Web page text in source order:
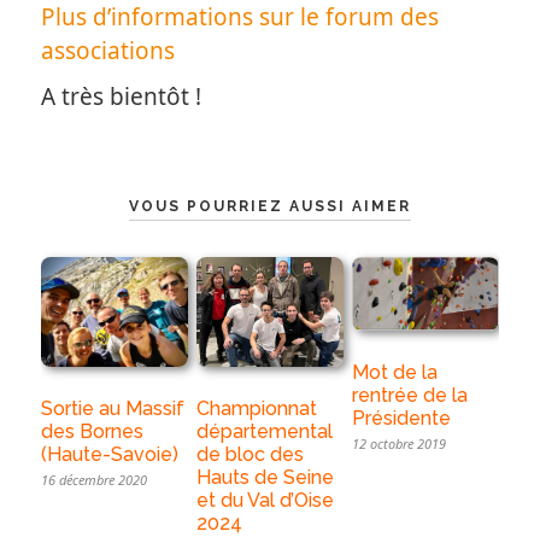
Plus d’informations sur le forum des
associations
A très bientôt !
VOUS POURRIEZ AUSSI AIMER
Sortie au Massif
des Bornes
(Haute-Savoie)
16 décembre 2020
Championnat
départemental
de bloc des
Hauts de Seine
et du Val d’Oise
2024
Mot de la
rentrée de la
Présidente
12 octobre 2019